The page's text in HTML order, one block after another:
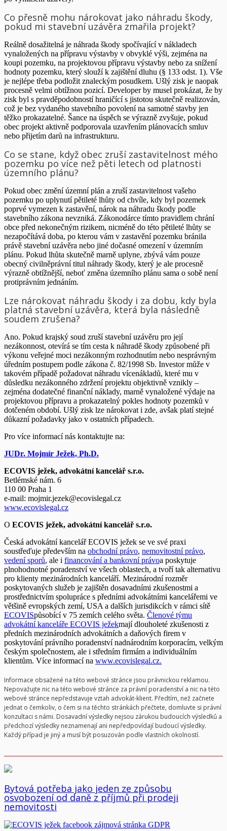
Co přesně mohu nárokovat jako náhradu škody,
pokud mi stavební uzávěra zmařila projekt?
Reálně dosažitelná je náhrada škody spočívající v nákladech
vynaložených na přípravu výstavby v obvyklé výši, zejména na
koupi pozemku, na projektovou přípravu výstavby nebo za snížení
hodnoty pozemku, který slouží k zajištění dluhu (§ 133 odst. 1). Vše
je nejlépe třeba podložit znaleckým posudkem. Ušlý zisk je naopak
procesně velmi obtížnou pozicí. Developer by musel prokázat, že by
zisk byl s pravděpodobností hraničící s jistotou skutečně realizován,
což je bez vydaného stavebního povolení na samotné stavby jen
těžko prokazatelné. Šance na úspěch se výrazně zvyšuje, pokud
obec projekt aktivně podporovala uzavřením plánovacích smluv
nebo přijetím darů na infrastrukturu.
Co se stane, když obec zruší zastavitelnost mého
pozemku po více než pěti letech od platnosti
územního plánu?
Pokud obec změní územní plán a zruší zastavitelnost vašeho
pozemku po uplynutí pětileté lhůty od chvíle, kdy byl pozemek
poprvé vymezen k zastavění, nárok na náhradu škody podle
stavebního zákona nevzniká. Zákonodárce tímto pravidlem chrání
obce před nekonečným rizikem, nicméně do této pětileté lhůty se
nezapočítává doba, po kterou vám v zastavění pozemku bránila
právě stavební uzávěra nebo jiné dočasné omezení v územním
plánu. Pokud lhůta skutečně marně uplyne, zbývá vám pouze
obecný civilněprávní titul náhrady škody, který je ale procesně
výrazně obtížnější, neboť změna územního plánu sama o sobě není
protiprávním jednáním.
Lze nárokovat náhradu škody i za dobu, kdy byla
platná stavební uzávěra, která byla následně
soudem zrušena?
Ano. Pokud krajský soud zruší stavební uzávěru pro její
nezákonnost, otevírá se tím cesta k náhradě škody způsobené při
výkonu veřejné moci nezákonným rozhodnutím nebo nesprávným
úředním postupem podle zákona č. 82/1998 Sb. Investor může v
takovém případě požadovat náhradu vícenákladů, které mu v
důsledku nezákonného zdržení projektu objektivně vznikly –
zejména dodatečné finanční náklady, marně vynaložené výdaje na
projektovou přípravu a prokazatelný pokles hodnoty pozemků v
dotčeném období. Ušlý zisk lze nárokovat i zde, avšak platí stejné
důkazní požadavky jako v ostatních případech.
Pro více informací nás kontaktujte na:
JUDr. Mojmír Ježek, Ph.D.
ECOVIS ježek, advokátní kancelář s.r.o.
Betlémské nám. 6
110 00 Praha 1
e-mail: mojmir.jezek@ecovislegal.cz
www.ecovislegal.cz
O ECOVIS ježek, advokátní kancelář s.r.o.
Česká advokátní kancelář ECOVIS ježek se ve své praxi
soustřeďuje především na obchodní právo, nemovitostní právo,
vedení sporů, ale i financování a bankovní právoa poskytuje
plnohodnotné poradenství ve všech oblastech, a tvoří tak alternativu
pro klienty mezinárodních kanceláří. Mezinárodní rozměr
poskytovaných služeb je zajištěn dosavadními zkušenostmi a
prostřednictvím spolupráce s předními advokátními kancelářemi ve
většině evropských zemí, USA a dalších jurisdikcích v rámci sítě
ECOVISpůsobící v 75 zemích celého světa. Členové týmu
advokátní kanceláře ECOVIS ježekmají dlouholeté zkušenosti z
předních mezinárodních advokátních a daňových firem v
poskytování právního poradenství nadnárodním korporacím, velkým
českým společnostem, ale i středním firmám a individuálním
klientům. Více informací na www.ecovislegal.cz.
Informace obsažené na této webové stránce jsou právnickou reklamou.
Nepovažujte nic na této webové stránce za právní poradenství a nic na této
webové stránce nepředstavuje vztah advokát-klient. Předtím, než začnete
jednat o čemkoliv, o čem si na těchto stránkách přečtete, domluvte si právní
konzultaci s námi. Dosavadní výsledky nejsou zárukou budoucích výsledků a
předchozí výsledky neznamenají ani nepředpovídají budoucí výsledky.
Každý případ je jiný a musí být posuzován podle vlastních okolností.
Bytová potřeba jako jeden ze způsobu
osvobození od daně z příjmů při prodeji
nemovitosti